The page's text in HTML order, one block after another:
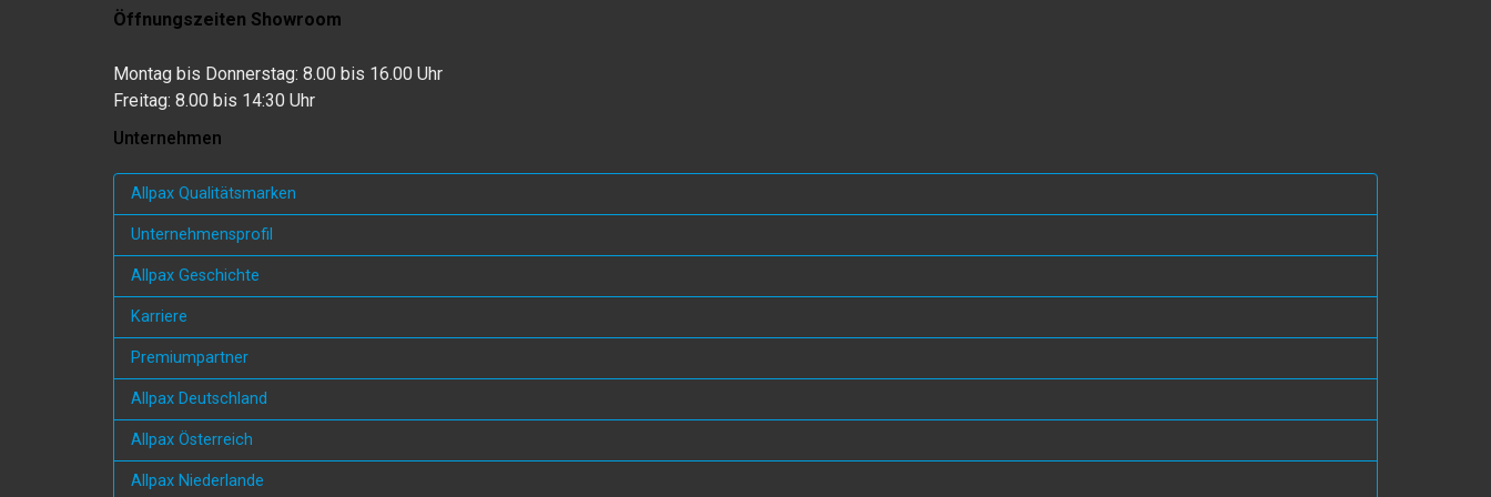
Öffnungszeiten Showroom
Montag bis Donnerstag: 8.00 bis 16.00 Uhr
Freitag: 8.00 bis 14:30 Uhr
Unternehmen
Allpax Qualitätsmarken
Unternehmensprofil
Allpax Geschichte
Karriere
Premiumpartner
Allpax Deutschland
Allpax Österreich
Allpax Niederlande